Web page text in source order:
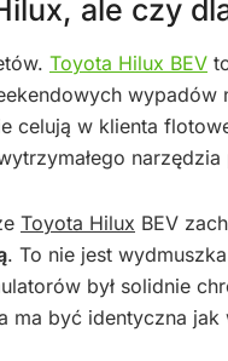
ale czy
Toyota Hilux BEV
celują w klienta
narzędzia
Toyota Hilux BEV
. To nie jest
był solidnie
ma być identyczna